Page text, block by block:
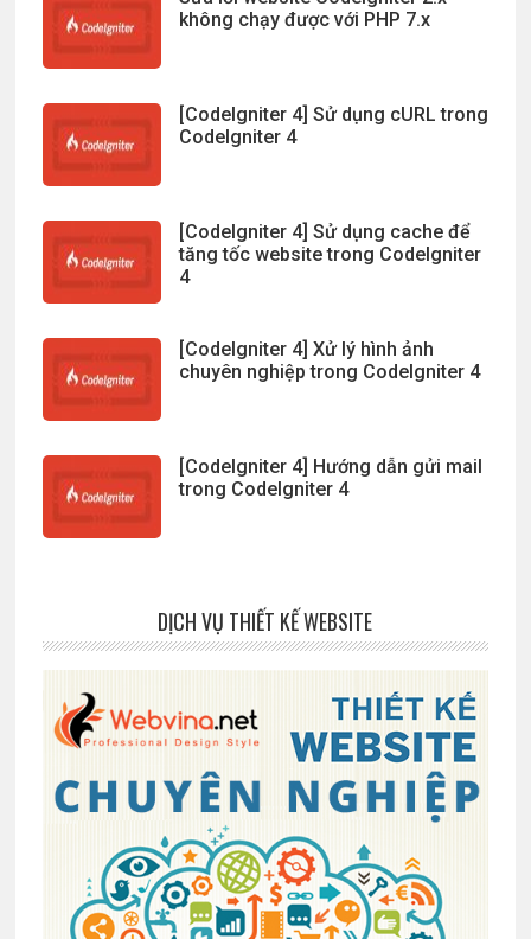
không chạy được với PHP 7.x
[CodeIgniter 4] Sử dụng cURL trong
CodeIgniter 4
[CodeIgniter 4] Sử dụng cache để
tăng tốc website trong CodeIgniter
4
[CodeIgniter 4] Xử lý hình ảnh
chuyên nghiệp trong CodeIgniter 4
[CodeIgniter 4] Hướng dẫn gửi mail
trong CodeIgniter 4
DỊCH VỤ THIẾT KẾ WEBSITE